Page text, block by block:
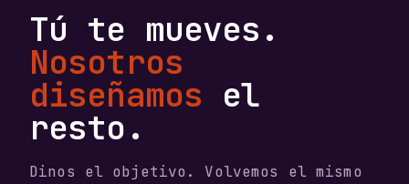
Tú te mueves.
Nosotros
diseñamos el
resto.
Dinos el objetivo. Volvemos el mismo